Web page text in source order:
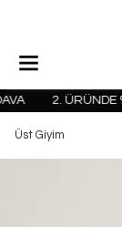
2. ÜRÜNDE
Üst Giyim